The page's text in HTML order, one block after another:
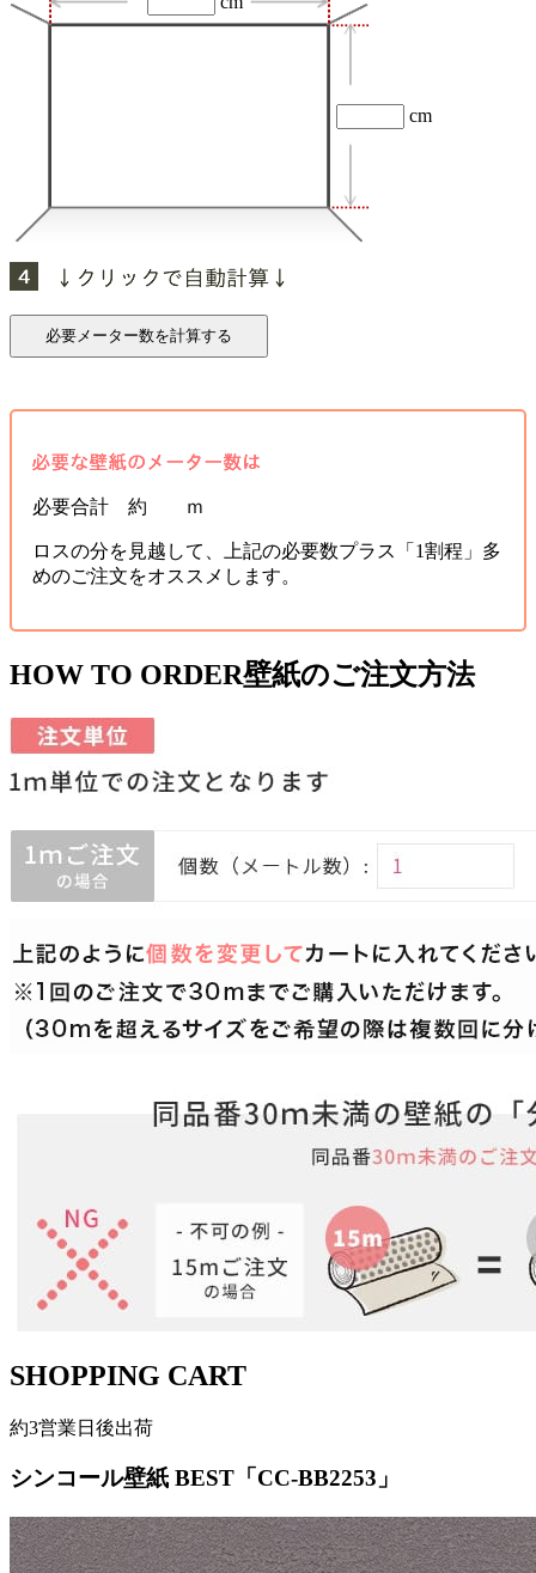
cm
必要合計 約 ｍ
ロスの分を見越して、上記の必要数プラス「1割程」多
めのご注文をオススメします。
HOW TO ORDER壁紙のご注文方法
SHOPPING CART
約3営業日後出荷
シンコール壁紙 BEST「CC-BB2253」